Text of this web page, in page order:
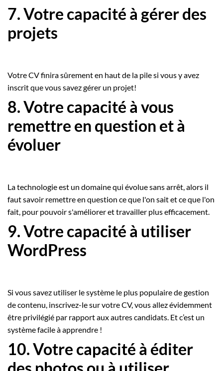
7. Votre capacité à gérer des
projets
Votre CV finira sûrement en haut de la pile si vous y avez
inscrit que vous savez gérer un projet!
8. Votre capacité à vous
remettre en question et à
évoluer
La technologie est un domaine qui évolue sans arrêt, alors il
faut savoir remettre en question ce que l'on sait et ce que l'on
fait, pour pouvoir s'améliorer et travailler plus efficacement.
9. Votre capacité à utiliser
WordPress
Si vous savez utiliser le système le plus populaire de gestion
de contenu, inscrivez-le sur votre CV, vous allez évidemment
être privilégié par rapport aux autres candidats. Et c’est un
système facile à apprendre !
10. Votre capacité à éditer